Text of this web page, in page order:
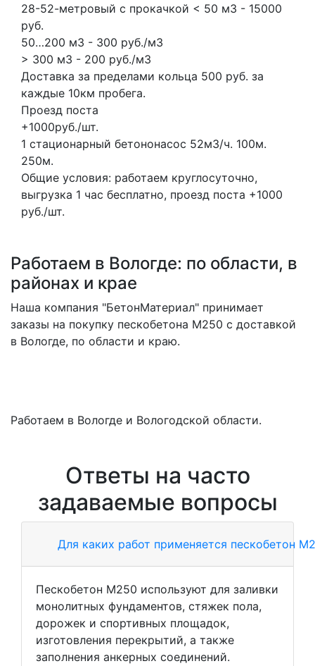
28-52-метровый с прокачкой < 50 м3 - 15000
руб.
50…200 м3 - 300 руб./м3
> 300 м3 - 200 руб./м3
Доставка за пределами кольца 500 руб. за
каждые 10км пробега.
Проезд поста
+1000руб./шт.
1 стационарный бетононасос 52м3/ч. 100м.
250м.
Общие условия: работаем круглосуточно,
выгрузка 1 час бесплатно, проезд поста +1000
руб./шт.
Работаем в Вологде: по области, в
районах и крае
Наша компания "БетонМатериал" принимает
заказы на покупку пескобетона M250 с доставкой
в Вологде, по области и краю.
Работаем в Вологде и Вологодской области.
Ответы на часто
задаваемые вопросы
Для каких работ применяется пескобетон
Пескобетон М250 используют для заливки
монолитных фундаментов, стяжек пола,
дорожек и спортивных площадок,
изготовления перекрытий, а также
заполнения анкерных соединений.